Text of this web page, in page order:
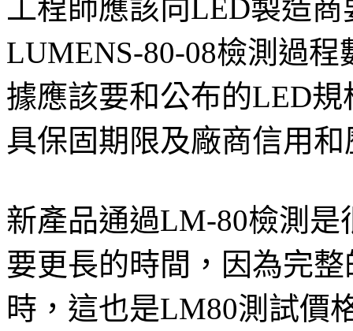
工程師應該向LED製造
LUMENS-80-08檢測過
據應該要和公布的LED
具保固期限及廠商信用和
新產品通過LM-80檢測
要更長的時間，因為完
時，這也是LM80測試價